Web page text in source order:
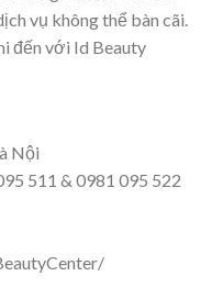
vụ không thể bàn cãi.
đến với Id Beauty
Nội
511 & 0981 095 522